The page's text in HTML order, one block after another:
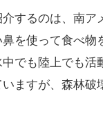
するのは、南ア
を使って食べ物
でも陸上でも活
ますが、森林破